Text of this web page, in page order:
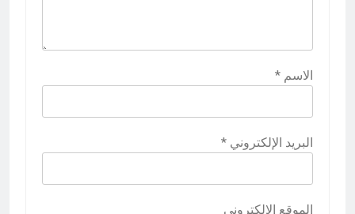
الاسم *
البريد الإلكتروني *
الموقع الإلكتروني